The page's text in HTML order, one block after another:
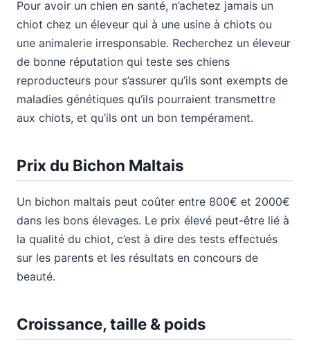
Pour avoir un chien en santé, n’achetez jamais un
chiot chez un éleveur qui à une usine à chiots ou
une animalerie irresponsable. Recherchez un éleveur
de bonne réputation qui teste ses chiens
reproducteurs pour s’assurer qu’ils sont exempts de
maladies génétiques qu’ils pourraient transmettre
aux chiots, et qu’ils ont un bon tempérament.
Prix du Bichon Maltais
Un bichon maltais peut coûter entre 800€ et 2000€
dans les bons élevages. Le prix élevé peut-être lié à
la qualité du chiot, c’est à dire des tests effectués
sur les parents et les résultats en concours de
beauté.
Croissance, taille & poids